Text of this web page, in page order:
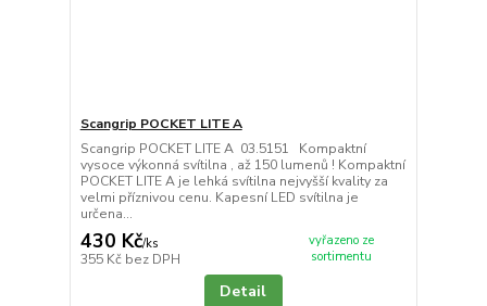
Scangrip POCKET LITE A
Scangrip POCKET LITE A 03.5151 Kompaktní
vysoce výkonná svítilna , až 150 lumenů ! Kompaktní
POCKET LITE A je lehká svítilna nejvyšší kvality za
velmi příznivou cenu. Kapesní LED svítilna je
určena...
430 Kč/ks
355 Kč bez DPH
vyřazeno ze
sortimentu
Detail